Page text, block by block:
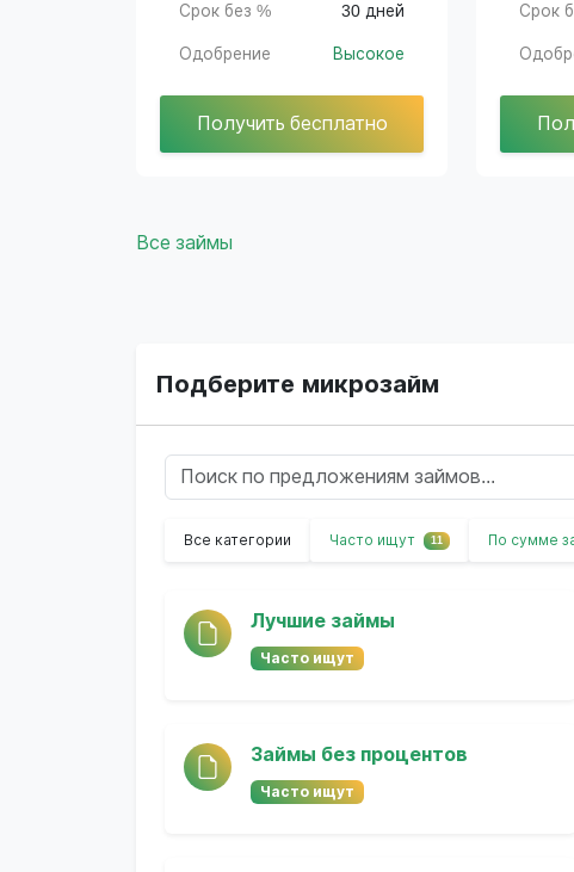
Срок без % 30 дней
Одобрение Высокое
Получить бесплатно
Срок
Все займы
Подберите микрозайм
Все категории Часто ищут 11 По сумме
Лучшие займы
Часто ищут
Займы без процентов
Часто ищут